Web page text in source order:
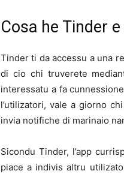
Cosa he Tinder
Tinder ti da accessu a una
di cio chi truverete
interessatu a fa
l’utilizatori, vale a giorno
invia notifiche di marinaio
Sicondu Tinder, l’app
piace a indivis altru